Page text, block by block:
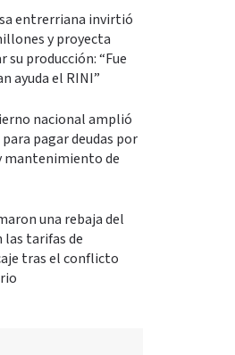
entrerriana invirtió
y proyecta
su producción: “Fue
ayuda el RINI”
nacional amplió
pagar deudas por
mantenimiento de
una rebaja del
las tarifas de
tras el conflicto